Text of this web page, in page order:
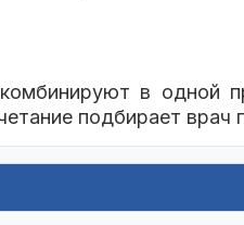
в одной
подбирает врач